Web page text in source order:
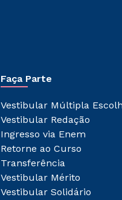
Faça Parte
Vestibular Múltipla
Vestibular Redação
Ingresso via Enem
Retorne ao Curso
Transferência
Vestibular Mérito
Vestibular Solidário